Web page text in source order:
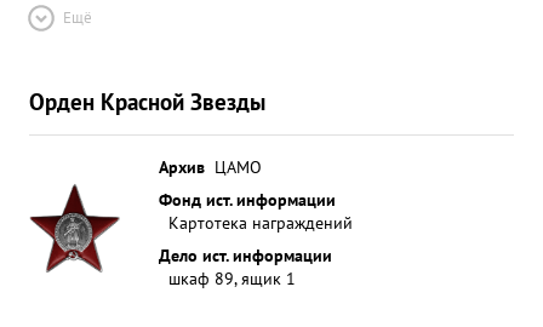
Ещё
Орден Красной Звезды
Архив ЦАМО
Фонд ист. информации
Картотека награждений
Дело ист. информации
шкаф 89, ящик 1